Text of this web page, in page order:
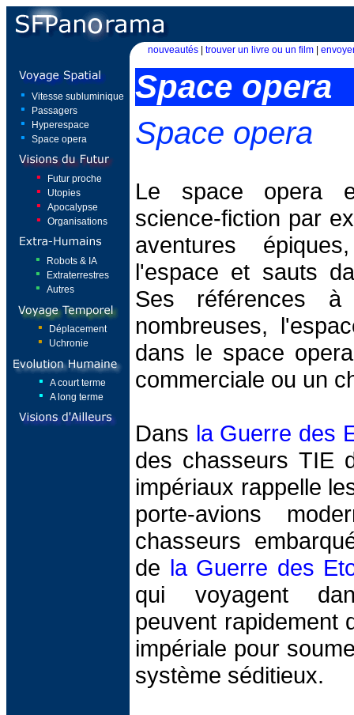
nouveautés trouver un livre ou un film
Vitesse subluminique
Passagers
Hyperespace
Space opera
Futur proche
Utopies
Apocalypse
Organisations
Robots & IA
Extraterrestres
Autres
Déplacement
Uchronie
A court terme
A long terme
Space opera
Space opera
Le space opera
science-fiction par
aventures
l'espace et sauts
Ses références
nombreuses,
dans le space
commerciale ou un
Dans la Guerre des
des chasseurs TIE
impériaux rappelle
porte-avions
chasseurs
de la Guerre des
qui voyagent
peuvent rapidement
impériale pour
système séditieux.